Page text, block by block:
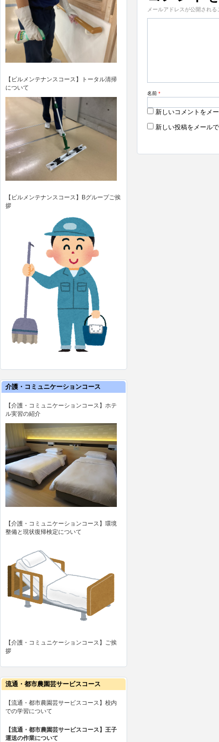
で
開
メールアドレスが公開され
名前 *
新しいコメントをメ
新しい投稿をメール
【ビルメンテナンスコース】トータル清掃
について
【ビルメンテナンスコース】Bグループご挨
拶
介護・コミュニケーションコース
【介護・コミュニケーションコース】ホテ
ル実習の紹介
【介護・コミュニケーションコース】環境
整備と現状復帰検定について
【介護・コミュニケーションコース】ご挨
拶
流通・都市農園芸サービスコース
【流通・都市農園芸サービスコース】校内
での学習について
【流通・都市農園芸サービスコース】王子
運送の作業について